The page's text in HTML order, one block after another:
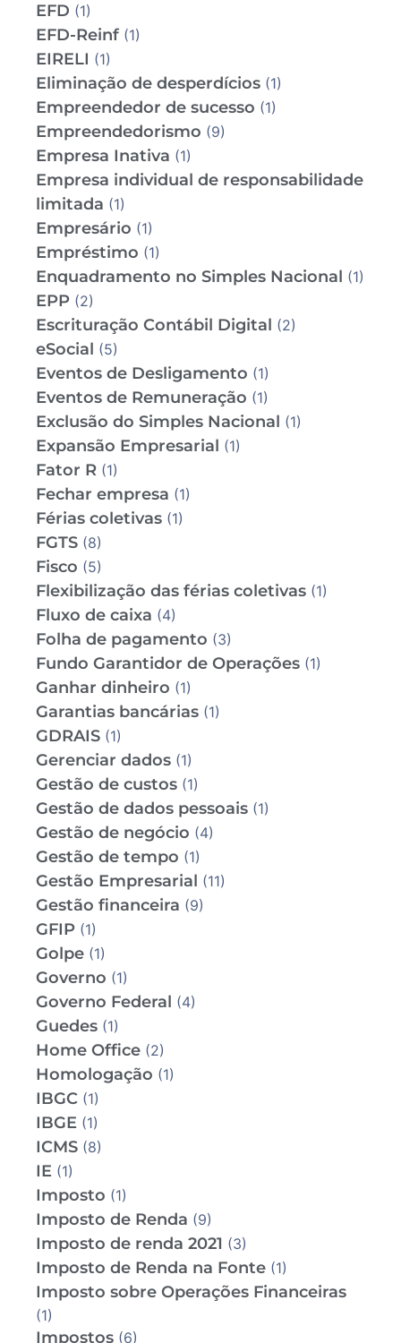
EFD (1)
EFD-Reinf (1)
EIRELI (1)
Eliminação de desperdícios (1)
Empreendedor de sucesso (1)
Empreendedorismo (9)
Empresa Inativa (1)
Empresa individual de responsabilidade
limitada (1)
Empresário (1)
Empréstimo (1)
Enquadramento no Simples Nacional (1)
EPP (2)
Escrituração Contábil Digital (2)
eSocial (5)
Eventos de Desligamento (1)
Eventos de Remuneração (1)
Exclusão do Simples Nacional (1)
Expansão Empresarial (1)
Fator R (1)
Fechar empresa (1)
Férias coletivas (1)
FGTS (8)
Fisco (5)
Flexibilização das férias coletivas (1)
Fluxo de caixa (4)
Folha de pagamento (3)
Fundo Garantidor de Operações (1)
Ganhar dinheiro (1)
Garantias bancárias (1)
GDRAIS (1)
Gerenciar dados (1)
Gestão de custos (1)
Gestão de dados pessoais (1)
Gestão de negócio (4)
Gestão de tempo (1)
Gestão Empresarial (11)
Gestão financeira (9)
GFIP (1)
Golpe (1)
Governo (1)
Governo Federal (4)
Guedes (1)
Home Office (2)
Homologação (1)
IBGC (1)
IBGE (1)
ICMS (8)
IE (1)
Imposto (1)
Imposto de Renda (9)
Imposto de renda 2021 (3)
Imposto de Renda na Fonte (1)
Imposto sobre Operações Financeiras
(1)
Impostos (6)